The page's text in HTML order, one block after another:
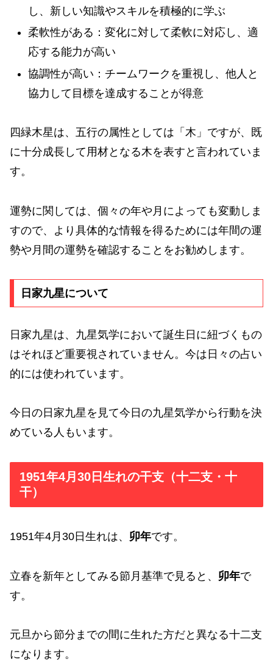
し、新しい知識やスキルを積極的に学ぶ
柔軟性がある：変化に対して柔軟に対応し、適
応する能力が高い
協調性が高い：チームワークを重視し、他人と
協力して目標を達成することが得意
四緑木星は、五行の属性としては「木」ですが、既
に十分成長して用材となる木を表すと言われていま
す。
運勢に関しては、個々の年や月によっても変動しま
すので、より具体的な情報を得るためには年間の運
勢や月間の運勢を確認することをお勧めします。
日家九星について
日家九星は、九星気学において誕生日に紐づくもの
はそれほど重要視されていません。今は日々の占い
的には使われています。
今日の日家九星を見て今日の九星気学から行動を決
めている人もいます。
1951年4月30日生れの干支（十二支・十
干）
1951年4月30日生れは、 卯年です。
立春を新年としてみる節月基準で見ると、 卯年で
す。
元旦から節分までの間に生れた方だと異なる十二支
になります。